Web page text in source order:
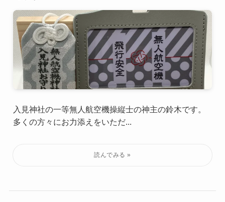
入見神社の一等無人航空機操縦士の神主の鈴木です。
多くの方々にお力添えをいただ...